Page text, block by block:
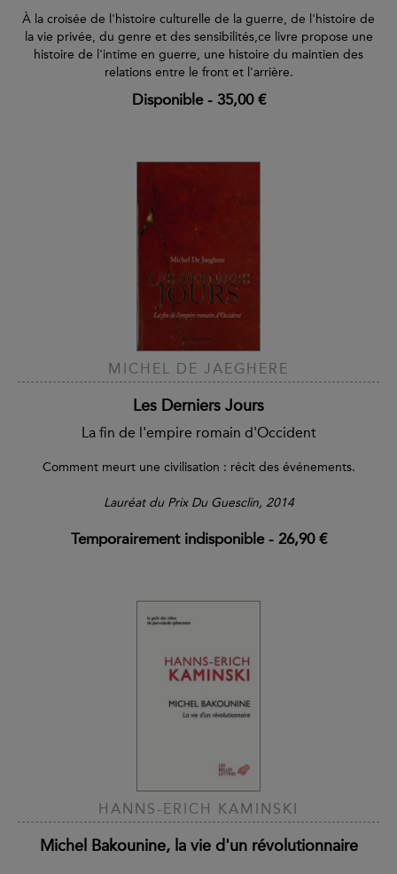
À la croisée de l'histoire culturelle de la guerre, de l'histoire de
la vie privée, du genre et des sensibilités,ce livre propose une
histoire de l'intime en guerre, une histoire du maintien des
relations entre le front et l'arrière.
Disponible- 35,00 €
MICHEL DE JAEGHERE
Les Derniers Jours
La fin de l'empire romain d'Occident
Comment meurt une civilisation : récit des événements.
Lauréat du Prix Du Guesclin, 2014
Temporairement indisponible- 26,90 €
HANNS-ERICH KAMINSKI
Michel Bakounine, la vie d'un révolutionnaire